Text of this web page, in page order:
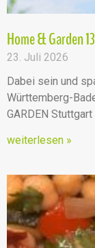
Home & Garden
23. Juli 2026
Dabei sein und
Württemberg-
GARDEN
weiterlesen »